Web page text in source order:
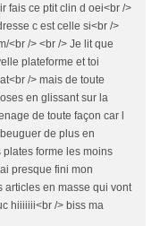
fais ce ptit clin d oei<br />
c est celle si<br />
<br /> <br /> Je lit que
plateforme et toi
/> mais de toute
en glissant sur la
de toute façon car l
de plus en
forme les moins
presque fini mon
articles en masse qui vont
hiiiiiii<br /> biss ma